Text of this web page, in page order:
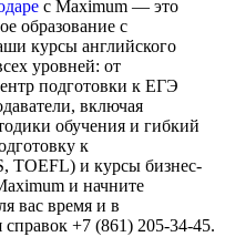
с Maximum — это
образование с
курсы английского
уровней: от
подготовки к ЕГЭ
включая
обучения и гибкий
к
TOEFL) и курсы бизнес-
и начните
вас время и в
+7 (861) 205-34-45.